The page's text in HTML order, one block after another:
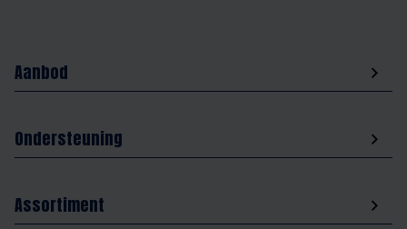
Aanbod
Ondersteuning
Assortiment